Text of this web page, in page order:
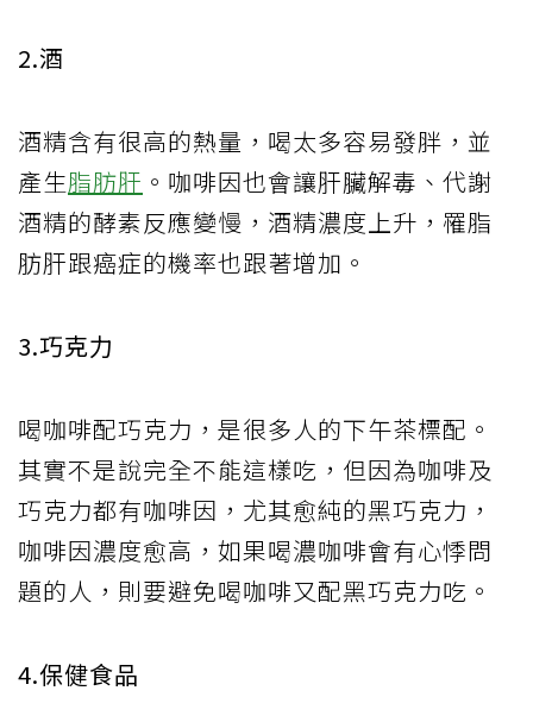
2.酒
酒精含有很高的熱量，喝太多容易發胖，並
產生脂肪肝 。咖啡因也會讓肝臟解毒、代謝
酒精的酵素反應變慢，酒精濃度上升，罹脂
肪肝跟癌症的機率也跟著增加。
3.巧克力
喝咖啡配巧克力，是很多人的下午茶標配。
其實不是說完全不能這樣吃，但因為咖啡及
巧克力都有咖啡因，尤其愈純的黑巧克力，
咖啡因濃度愈高，如果喝濃咖啡會有心悸問
題的人，則要避免喝咖啡又配黑巧克力吃。
4.保健食品